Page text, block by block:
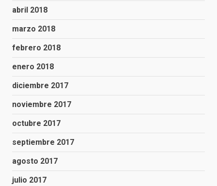
abril 2018
marzo 2018
febrero 2018
enero 2018
diciembre 2017
noviembre 2017
octubre 2017
septiembre 2017
agosto 2017
julio 2017